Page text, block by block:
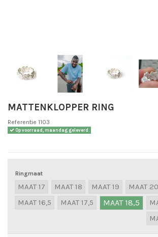
MATTENKLOPPER RING
Referentie 1103
Op voorraad, maandag geleverd.
Ringmaat
MAAT 17 MAAT 18 MAAT 19
MAAT 20
MAAT 16,5
MAAT 17,5 MAAT 18,5